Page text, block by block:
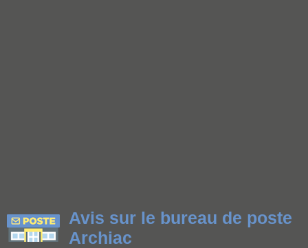
Avis sur le bureau de poste
Archiac